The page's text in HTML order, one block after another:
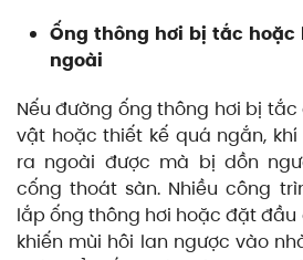
Ống thông hơi bị tắc hoặc
ngoài
Nếu đường ống thông hơi bị
vật hoặc thiết kế quá ngắn,
ra ngoài được mà bị dồn
cống thoát sàn. Nhiều công
lắp ống thông hơi hoặc đặt
khiến mùi hôi lan ngược vào